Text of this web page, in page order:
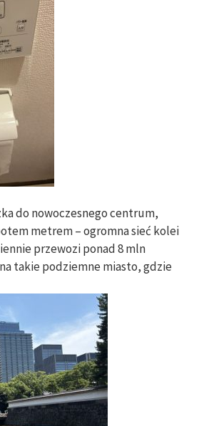
do nowoczesnego centrum,
metrem – ogromna sieć kolei
przewozi ponad 8 mln
takie podziemne miasto, gdzie